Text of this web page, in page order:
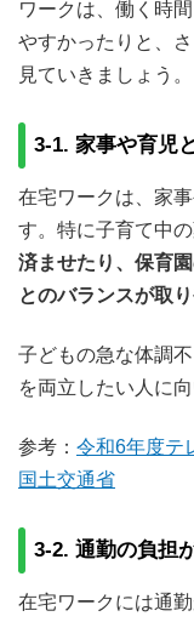
ワークは、働く時
やすかったりと、
見ていきましょう。
3-1. 家事や育児
在宅ワークは、家
す。特に子育て中
済ませたり、保育
とのバランスが取
子どもの急な体調
を両立したい人に
参考： 令和6年度テ
国土交通省
3-2. 通勤の負担
在宅ワークには通勤